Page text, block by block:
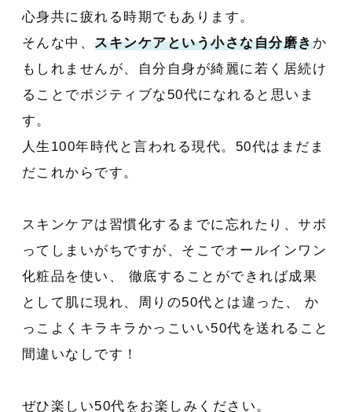
心身共に疲れる時期でもあります。
そんな中、 スキンケアという小さな自分磨きか
もしれませんが、自分自身が綺麗に若く居続け
ることでポジティブな50代になれると思いま
す。
人生100年時代と言われる現代。50代はまだま
だこれからです。
スキンケアは習慣化するまでに忘れたり、サボ
ってしまいがちですが、そこでオールインワン
化粧品を使い、 徹底することができれば成果
として肌に現れ、周りの50代とは違った、 か
っこよくキラキラかっこいい50代を送れること
間違いなしです！
ぜひ楽しい50代をお楽しみください。